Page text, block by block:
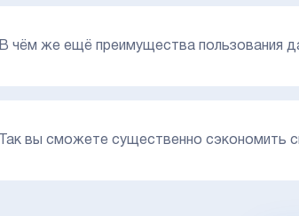
В чём же ещё преимущества пользования
Так вы сможете существенно сэкономить